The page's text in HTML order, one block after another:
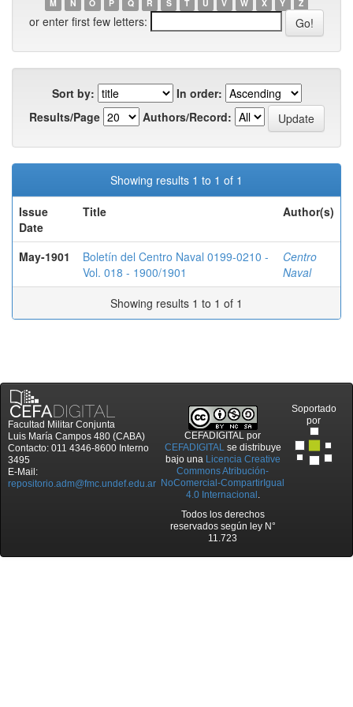
M
N O P Q R S T U V W X Y Z
or enter first few letters:
Sort by:
In order:
Results/Page
Authors/Record:
Showing results 1 to 1 of 1
Issue
Date
Title Author(s)
May-1901
Boletín del Centro Naval 0199-0210 -
Vol. 018 - 1900/1901
Centro
Naval
Showing results 1 to 1 of 1
Facultad Militar Conjunta
Luis María Campos 480 (CABA)
Contacto: 011 4346-8600 Interno
3495
E-Mail:
repositorio.adm@fmc.undef.edu.ar
CEFADIGITAL por
CEFADIGITALse distribuye
bajo una Licencia Creative
Commons Atribución-
NoComercial-CompartirIgual
4.0 Internacional .
Todos los derechos
reservados según ley N°
11.723
Soportado
por